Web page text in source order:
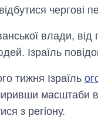
чергові
влади, від
Ізраїль
тижня Ізраїль
масштаби
з регіону.